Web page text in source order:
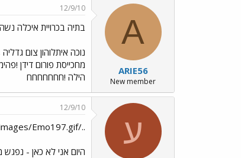
A
ARIE56
New member
12/9/10
בתיה בכרויית איכלה נשה
נוכה איתלוהון צום
מחכייסת פורום דידן
הילה !חחחחחחח
ע
12/9/10
../images/Emo197.gifצום קל ומועיל לכולם - צום גדליה
היום אני לא כאן -